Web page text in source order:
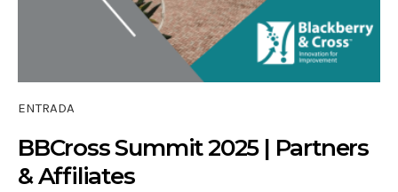
ENTRADA
BBCross Summit 2025 | Partners
& Affiliates